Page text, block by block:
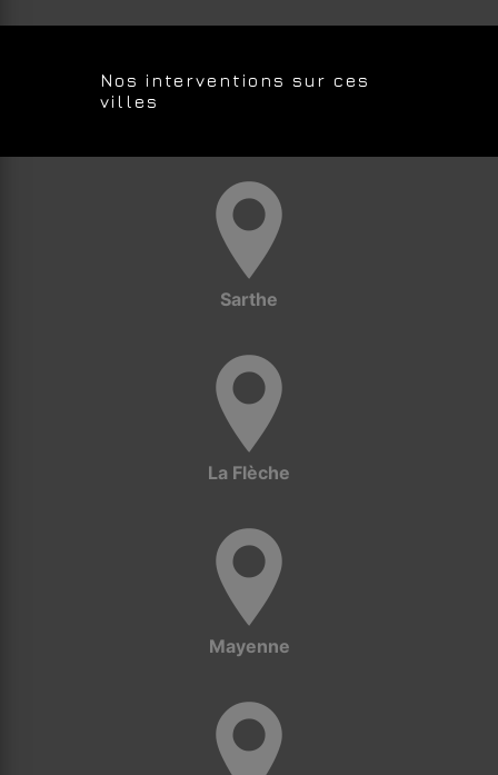
Nos interventions sur ces
villes
Sarthe
La Flèche
Mayenne